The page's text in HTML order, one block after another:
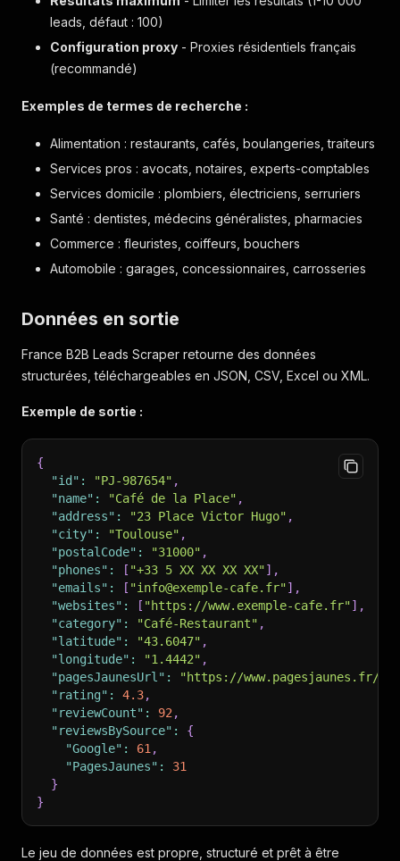
leads, défaut : 100)
Configuration proxy - Proxies résidentiels français
(recommandé)
Exemples de termes de recherche :
Alimentation : restaurants, cafés, boulangeries, traiteurs
Services pros : avocats, notaires, experts-comptables
Services domicile : plombiers, électriciens, serruriers
Santé : dentistes, médecins généralistes, pharmacies
Commerce : fleuristes, coiffeurs, bouchers
Automobile : garages, concessionnaires, carrosseries
Données en sortie
France B2B Leads Scraper retourne des données
structurées, téléchargeables en JSON, CSV, Excel ou XML.
Exemple de sortie :
{
"id" : "PJ-987654" ,
"name" : "Café de la Place" ,
"address" : "23 Place Victor Hugo" ,
"city" : "Toulouse" ,
"postalCode" : "31000" ,
"phones" : [ "+33 5 XX XX XX XX"] ,
"emails" : [ "info@exemple-cafe.fr"] ,
"websites" : [ "https://www.exemple-cafe.fr"] ,
"category" : "Café-Restaurant" ,
"latitude" : "43.6047" ,
"longitude" : "1.4442" ,
"pagesJaunesUrl" :
"https://www.pagesjaunes.fr/
"rating" : 4.3,
"reviewCount" : 92 ,
"reviewsBySource" :
{
"Google" : 61 ,
"PagesJaunes" :
31
}
}
Le jeu de données est propre, structuré et prêt à être